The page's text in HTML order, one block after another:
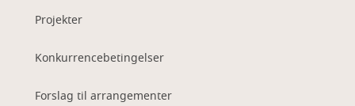
Projekter
Konkurrencebetingelser
Forslag til arrangementer